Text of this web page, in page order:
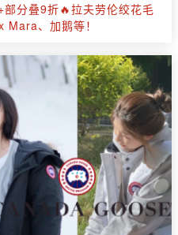
分叠9折🔥拉夫劳伦绞花毛
、加鹅等！